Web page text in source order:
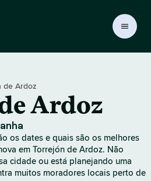
de Ardoz
Ardoz
os dates e quais são os melhores
em Torrejón de Ardoz. Não
cidade ou está planejando uma
muitos moradores locais perto de